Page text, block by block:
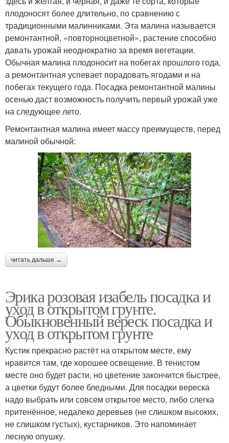
плодоносят более длительно, по сравнению с
традиционными малинниками. Эта малина называется
ремонтантной, «повторноцветной», растение способно
давать урожай неоднократно за время вегетации.
Обычная малина плодоносит на побегах прошлого года,
а ремонтантная успевает порадовать ягодами и на
побегах текущего года. Посадка ремонтантной малины
осенью даст возможность получить первый урожай уже
на следующее лето.
Ремонтантная малина имеет массу преимуществ, перед
малиной обычной:
читать дальше →
Эрика розовая изабель посадка и
уход в открытом грунте.
Обыкновенный вереск посадка и
уход в открытом грунте
Кустик прекрасно растёт на открытом месте, ему
нравится там, где хорошее освещение. В тенистом
месте оно будет расти, но цветение закончится быстрее,
а цветки будут более бледными. Для посадки вереска
надо выбрать или совсем открытое место, либо слегка
притенённое, недалеко деревьев (не слишком высоких,
не слишком густых), кустарников. Это напоминает
лесную опушку.